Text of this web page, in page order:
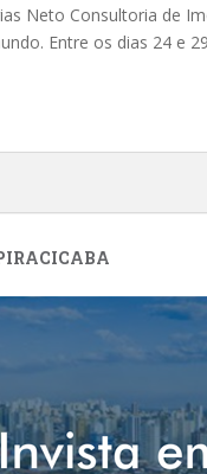
Neto Consultoria de
Entre os dias 24 e